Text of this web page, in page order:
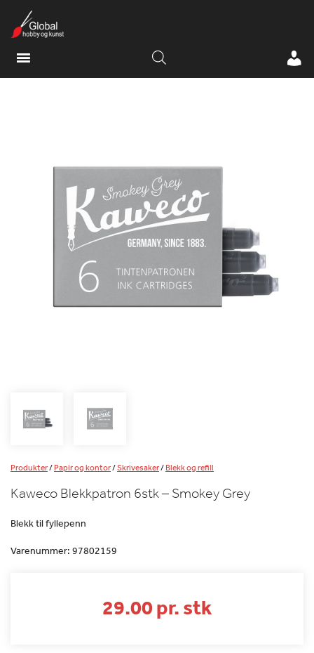
Produkter/Papir og kontor/Skrivesaker/Blekk og refill
Kaweco Blekkpatron 6stk – Smokey Grey
Blekk til fyllepenn
Varenummer: 97802159
29.00 pr. stk